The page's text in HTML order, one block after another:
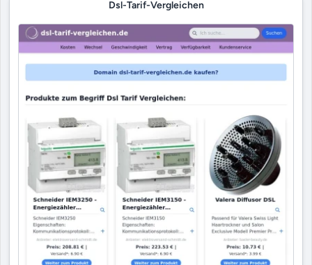
Dsl-Tarif-Vergleichen